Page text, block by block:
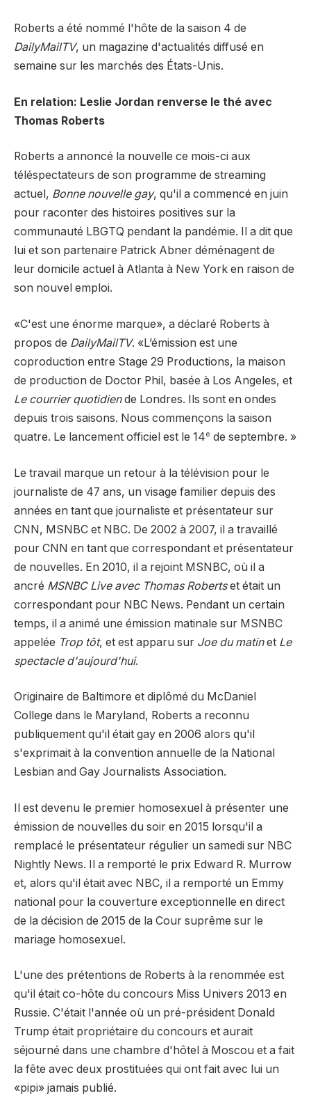
Roberts a été nommé l'hôte de la saison 4 de
DailyMailTV, un magazine d'actualités diffusé en
semaine sur les marchés des États-Unis.
En relation: Leslie Jordan renverse le thé avec
Thomas Roberts
Roberts a annoncé la nouvelle ce mois-ci aux
téléspectateurs de son programme de streaming
actuel, Bonne nouvelle gay, qu'il a commencé en juin
pour raconter des histoires positives sur la
communauté LBGTQ pendant la pandémie. Il a dit que
lui et son partenaire Patrick Abner déménagent de
leur domicile actuel à Atlanta à New York en raison de
son nouvel emploi.
«C'est une énorme marque», a déclaré Roberts à
propos de DailyMailTV. «L’émission est une
coproduction entre Stage 29 Productions, la maison
de production de Doctor Phil, basée à Los Angeles, et
Le courrier quotidiende Londres. Ils sont en ondes
depuis trois saisons. Nous commençons la saison
quatre. Le lancement officiel est le 14e de septembre. »
Le travail marque un retour à la télévision pour le
journaliste de 47 ans, un visage familier depuis des
années en tant que journaliste et présentateur sur
CNN, MSNBC et NBC. De 2002 à 2007, il a travaillé
pour CNN en tant que correspondant et présentateur
de nouvelles. En 2010, il a rejoint MSNBC, où il a
ancré MSNBC Live avec Thomas Robertset était un
correspondant pour NBC News. Pendant un certain
temps, il a animé une émission matinale sur MSNBC
appelée Trop tôt, et est apparu sur Joe du matinet Le
spectacle d'aujourd'hui.
Originaire de Baltimore et diplômé du McDaniel
College dans le Maryland, Roberts a reconnu
publiquement qu'il était gay en 2006 alors qu'il
s'exprimait à la convention annuelle de la National
Lesbian and Gay Journalists Association.
Il est devenu le premier homosexuel à présenter une
émission de nouvelles du soir en 2015 lorsqu'il a
remplacé le présentateur régulier un samedi sur NBC
Nightly News. Il a remporté le prix Edward R. Murrow
et, alors qu'il était avec NBC, il a remporté un Emmy
national pour la couverture exceptionnelle en direct
de la décision de 2015 de la Cour suprême sur le
mariage homosexuel.
L'une des prétentions de Roberts à la renommée est
qu'il était co-hôte du concours Miss Univers 2013 en
Russie. C'était l'année où un pré-président Donald
Trump était propriétaire du concours et aurait
séjourné dans une chambre d'hôtel à Moscou et a fait
la fête avec deux prostituées qui ont fait avec lui un
«pipi» jamais publié.